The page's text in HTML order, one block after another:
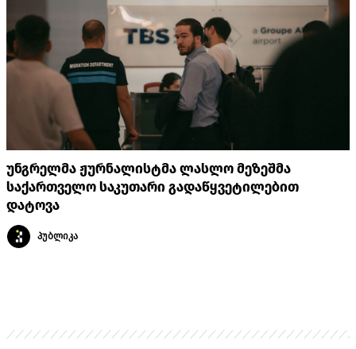
უნგრელმა ჟურნალისტმა ლასლო მეზეშმა
საქართველო საკუთარი გადაწყვეტილებით
დატოვა
პუბლიკა